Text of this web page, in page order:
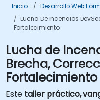
Inicio Desarrollo Web
Lucha De Incendios
Fortalecimiento
Lucha de
Brecha,
Fortalecimiento
Este taller práctico,